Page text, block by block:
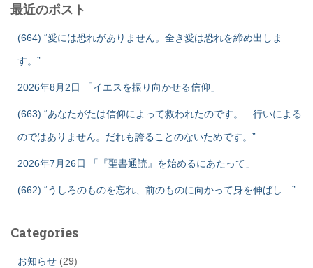
最近のポスト
(664) “愛には恐れがありません。全き愛は恐れを締め出しま
す。”
2026年8月2日 「イエスを振り向かせる信仰」
(663) “あなたがたは信仰によって救われたのです。…行いによる
のではありません。だれも誇ることのないためです。”
2026年7月26日 「『聖書通読』を始めるにあたって」
(662) “うしろのものを忘れ、前のものに向かって身を伸ばし…”
Categories
お知らせ (29)